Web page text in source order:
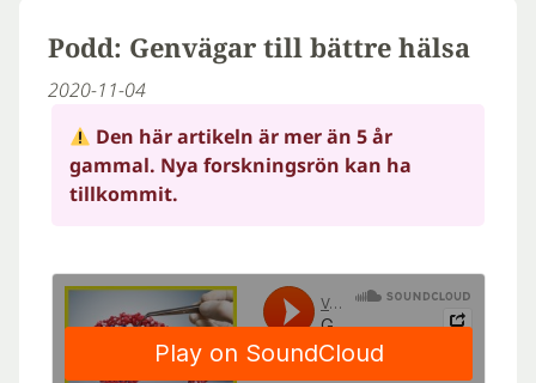
Podd: Genvägar till bättre hälsa
2020-11-04
Den här artikeln är mer än 5 år
gammal. Nya forskningsrön kan ha
tillkommit.